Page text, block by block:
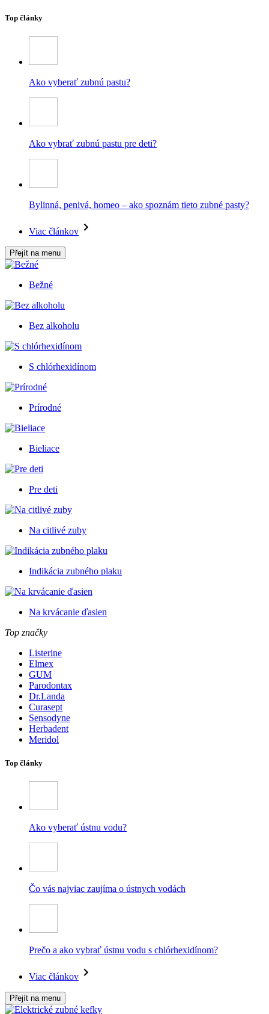
Top články
Ako vyberať zubnú pastu?
Ako vybrať zubnú pastu pre deti?
Bylinná, penivá, homeo – ako spoznám tieto zubné pasty?
Viac článkov
Přejít na menu
Bežné
Bez alkoholu
S chlórhexidínom
Prírodné
Bieliace
Pre deti
Na citlivé zuby
Indikácia zubného plaku
Na krvácanie ďasien
Top značky
Listerine
Elmex
GUM
Parodontax
Dr.Landa
Curasept
Sensodyne
Herbadent
Meridol
Top články
Ako vyberať ústnu vodu?
Čo vás najviac zaujíma o ústnych vodách
Prečo a ako vybrať ústnu vodu s chlórhexidínom?
Viac článkov
Přejít na menu